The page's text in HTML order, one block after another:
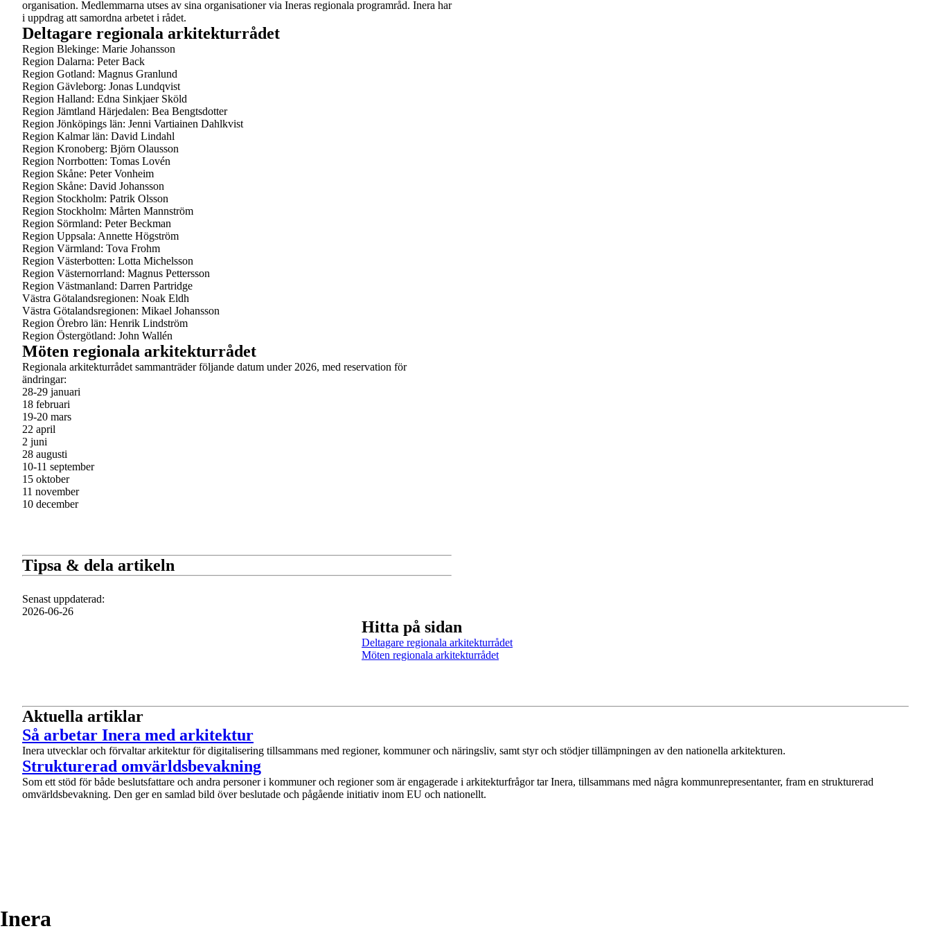
organisation. Medlemmarna utses av sina organisationer via Ineras regionala programråd. Inera har
i uppdrag att samordna arbetet i rådet.
Deltagare regionala arkitekturrådet
Region Blekinge: Marie Johansson
Region Dalarna: Peter Back
Region Gotland: Magnus Granlund
Region Gävleborg: Jonas Lundqvist
Region Halland: Edna Sinkjaer Sköld
Region Jämtland Härjedalen: Bea Bengtsdotter
Region Jönköpings län: Jenni Vartiainen Dahlkvist
Region Kalmar län: David Lindahl
Region Kronoberg: Björn Olausson
Region Norrbotten: Tomas Lovén
Region Skåne: Peter Vonheim
Region Skåne: David Johansson
Region Stockholm: Patrik Olsson
Region Stockholm: Mårten Mannström
Region Sörmland: Peter Beckman
Region Uppsala: Annette Högström
Region Värmland: Tova Frohm
Region Västerbotten: Lotta Michelsson
Region Västernorrland: Magnus Pettersson
Region Västmanland: Darren Partridge
Västra Götalandsregionen: Noak Eldh
Västra Götalandsregionen: Mikael Johansson
Region Örebro län: Henrik Lindström
Region Östergötland: John Wallén
Möten regionala arkitekturrådet
Regionala arkitekturrådet sammanträder följande datum under 2026, med reservation för
ändringar:
28-29 januari
18 februari
19-20 mars
22 april
2 juni
28 augusti
10-11 september
15 oktober
11 november
10 december
Tipsa & dela artikeln
Senast uppdaterad:
2026-06-26
Hitta på sidan
Deltagare regionala arkitekturrådet
Möten regionala arkitekturrådet
Aktuella artiklar
1 av 1
Så arbetar Inera med arkitektur
Inera utvecklar och förvaltar arkitektur för digitalisering tillsammans med regioner, kommuner och näringsliv, samt styr och stödjer tillämpningen av den nationella arkitekturen.
1 av 1
Strukturerad omvärldsbevakning
Som ett stöd för både beslutsfattare och andra personer i kommuner och regioner som är engagerade i arkitekturfrågor tar Inera, tillsammans med några kommunrepresentanter, fram en strukturerad
omvärldsbevakning. Den ger en samlad bild över beslutade och pågående initiativ inom EU och nationellt.
Till toppen av sidan
Inera